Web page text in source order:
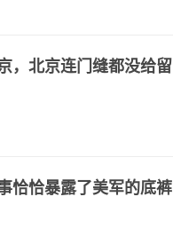
，北京连门缝都没给留
恰恰暴露了美军的底裤